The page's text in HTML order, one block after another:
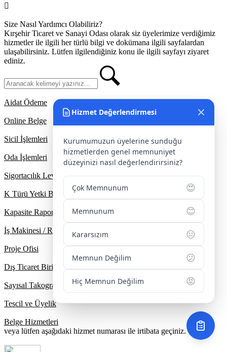
Size Nasıl Yardımcı Olabiliriz?
Kırşehir Ticaret ve Sanayi Odası olarak siz üyelerimize verdiğimiz
hizmetler ile ilgili her türlü bilgi ve dokümana ilgili sayfalardan
ulaşabilirsiniz. Lütfen ilgilendiğiniz konu ile ilgili sayfayı ziyaret
ediniz.
Aidat Ödeme
Online Belge
Sicil İşlemleri
Oda İşlemleri
Sigortacılık Levha Kayıt
K Türü Yetki Belgesi
Kapasite Raporu / Ekspertiz
İş Makinesi / Ruhsat Tescil
Proje Ofisi
Dış Ticaret Birimi
Sayısal Takograf Sistemi
Tescil ve Üyelik
Belge Hizmetleri
veya lütfen aşağıdaki hizmet numarası ile irtibata geçiniz.
Hizmet Değerlendirmesi
Kurumumuzun üyelerine sunduğu
hizmetlerden genel memnuniyet
düzeyinizi nasıl değerlendirirsiniz?
Çok Memnunum 😍
Memnunum 😊
Kararsızım 😐
Memnun Değilim 😕
Hiç Memnun Değilim 😡